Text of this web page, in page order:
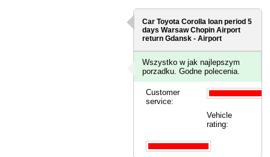
Car Toyota Corolla loan period 5
daysWarsaw Chopin Airport
return Gdansk - Airport
Wszystko w jak najlepszym
porzadku. Godne polecenia.
Customer
service:
Vehicle
rating: